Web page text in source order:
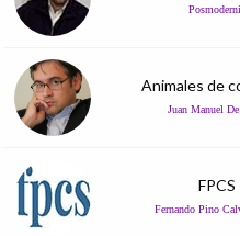
Animales de
Juan Manuel De
FPCS
Fernando Pino